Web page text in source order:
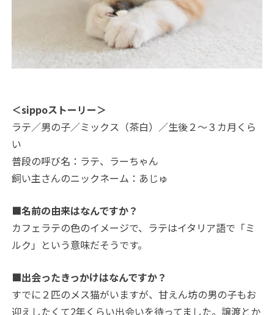
＜sippoストーリー＞
ラテ／男の子／ミックス（茶白）／生後２～３カ月くら
い
普段の呼び名：ラテ、ラーちゃん
飼い主さんのニックネーム：あじゅ
■名前の由来はなんですか？
カフェラテの色のイメージで、ラテはイタリア語で「ミ
ルク」という意味だそうです。
■出会ったきっかけはなんですか？
すでに２匹のメス猫がいますが、甘えん坊の男の子もお
迎えしたくて2年くらい出会いを待ってました。譲渡とか